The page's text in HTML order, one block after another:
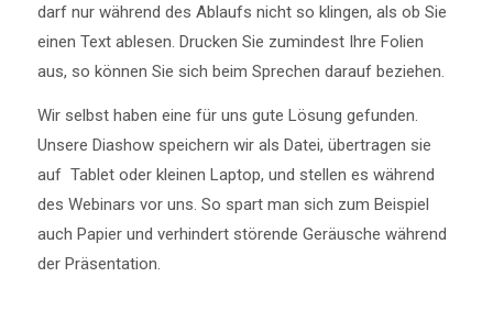
darf nur während des Ablaufs nicht so klingen, als ob Sie
einen Text ablesen. Drucken Sie zumindest Ihre Folien
aus, so können Sie sich beim Sprechen darauf beziehen.
Wir selbst haben eine für uns gute Lösung gefunden.
Unsere Diashow speichern wir als Datei, übertragen sie
auf Tablet oder kleinen Laptop, und stellen es während
des Webinars vor uns. So spart man sich zum Beispiel
auch Papier und verhindert störende Geräusche während
der Präsentation.